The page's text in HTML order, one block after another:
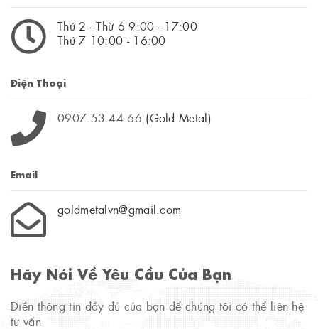
Thứ 2 - Thừ 6 9:00 - 17:00
Thứ 7 10:00 - 16:00
Điện Thoại
0907.53.44.66 (Gold Metal)
Email
goldmetalvn@gmail.com
Hãy Nói Về Yêu Cầu Của Bạn
Điền thông tin đầy đủ của bạn để chúng tôi có thể liên hệ
tư vấn